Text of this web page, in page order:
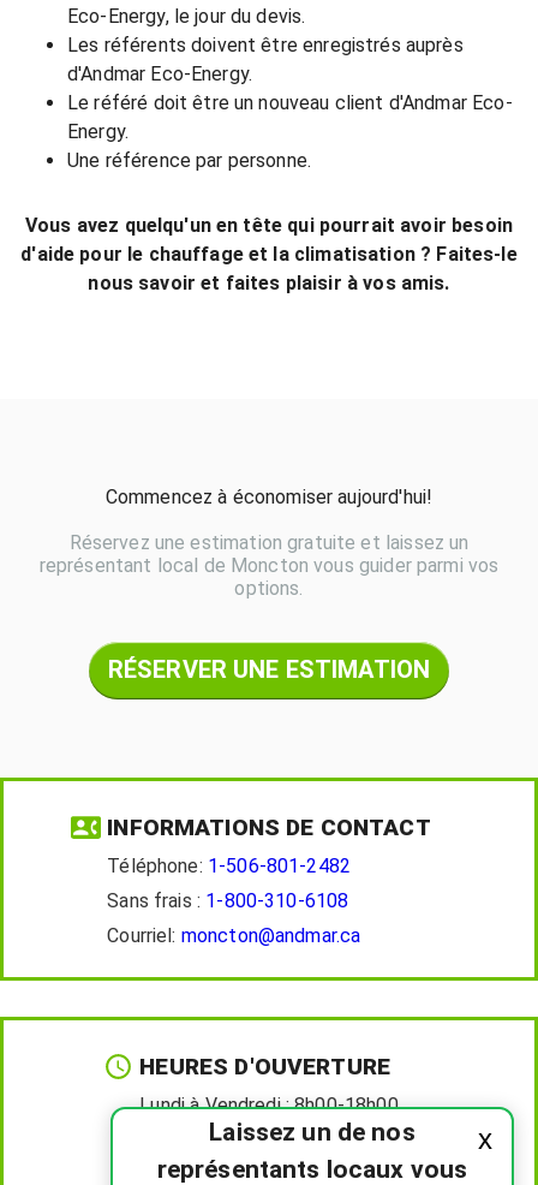
x
Laissez un de nos
représentants locaux vous
Eco-Energy, le jour du devis.
Les référents doivent être enregistrés auprès
d'Andmar Eco-Energy.
Le référé doit être un nouveau client d'Andmar Eco-
Energy.
Une référence par personne.
Vous avez quelqu'un en tête qui pourrait avoir besoin
d'aide pour le chauffage et la climatisation ? Faites-le
nous savoir et faites plaisir à vos amis.
Commencez à économiser aujourd'hui!
Réservez une estimation gratuite et laissez un
représentant local de Moncton vous guider parmi vos
options.
RÉSERVER UNE ESTIMATION
INFORMATIONS DE CONTACT
Téléphone: 1-506-801-2482
Sans frais : 1-800-310-6108
Courriel: moncton@andmar.ca
HEURES D'OUVERTURE
Lundi à Vendredi :8h00-18h00
Samedi :8h00-12h00
Dimanche :Fermé